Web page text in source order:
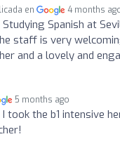
en 4 months
Studying Spanish at
staff is very
and a lovely and
5 months ago
I took the b1 intensive